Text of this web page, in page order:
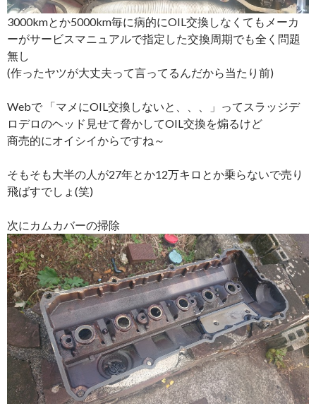
3000kmとか5000km毎に病的にOIL交換しなくてもメーカ
ーがサービスマニュアルで指定した交換周期でも全く問題
無し
(作ったヤツが大丈夫って言ってるんだから当たり前)
Webで 「マメにOIL交換しないと、、、」ってスラッジデ
ロデロのヘッド見せて脅かしてOIL交換を煽るけど
商売的にオイシイからですね～
そもそも大半の人が27年とか12万キロとか乗らないで売り
飛ばすでしょ(笑)
次にカムカバーの掃除